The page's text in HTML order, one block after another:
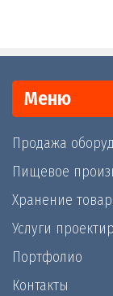
Меню
Продажа
Пищевое
Хранение
Услуги
Портфолио
Контакты